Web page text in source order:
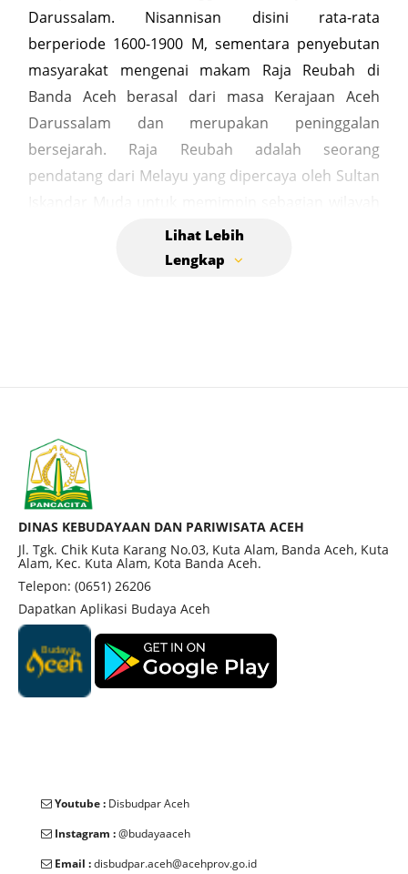
Darussalam. Nisannisan disini rata-rata
berperiode 1600-1900 M, sementara penyebutan
masyarakat mengenai makam Raja Reubah di
Banda Aceh berasal dari masa Kerajaan Aceh
Darussalam dan merupakan peninggalan
bersejarah. Raja Reubah adalah seorang
pendatang dari Melayu yang dipercaya oleh Sultan
kekuasaannya. Ia mendapatkan gelar "Reubah"
karena meninggal akibat jatuh. Raja Reubah, yang
Malem Dagang dan Meukuta Alam. Nama
"Reubah" berasal dari bahasa Aceh yang berarti
"jatuh".Gelar ini diberikan karena raja tersebut
meninggal dunia akibat kecelakaan, yaitu jatuh.
Kompleks makam ini terletak di Jalan Residen
Danubroto, Lamlagang, Kecamatan Banda Raya,
Kota Banda Aceh. Lokasinya berada di antara
rumah dan kios warga, namun terdapat papan
penunjuk arah untuk membantu
pengunjung. Kompleks ini merupakan cagar
budaya yang menjadi bagian dari peninggalan
DINAS KEBUDAYAAN DAN PARIWISATA ACEH
Jl. Tgk. Chik Kuta Karang No.03, Kuta Alam, Banda Aceh, Kuta
Alam, Kec. Kuta Alam, Kota Banda Aceh.
Telepon: (0651) 26206
Dapatkan Aplikasi Budaya Aceh
Youtube : Disbudpar Aceh
Instagram :@budayaaceh
Email :disbudpar.aceh@acehprov.go.id